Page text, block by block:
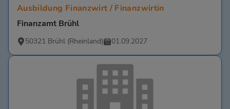
Ausbildung Finanzwirt / Finanzwirtin
Finanzamt Brühl
50321 Brühl (Rheinland) 01.09.2027